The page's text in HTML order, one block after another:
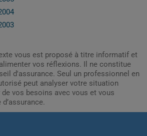
vous est proposé à titre informatif et
vos réflexions. Il ne constitue
d'assurance. Seul un professionnel en
peut analyser votre situation
vos besoins avec vous et vous